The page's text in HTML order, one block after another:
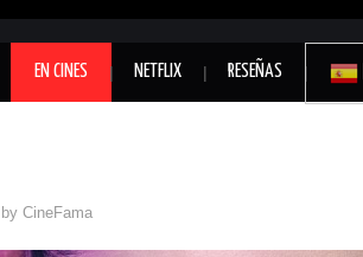
EN CINES NETFLIX RESEÑAS
by CineFama